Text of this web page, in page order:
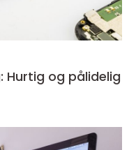
Hurtig og pålidelig